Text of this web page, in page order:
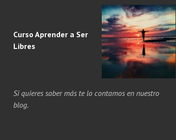
Curso Aprender a Ser
Libres
Si quieres saber más te lo contamos en nuestro
blog.